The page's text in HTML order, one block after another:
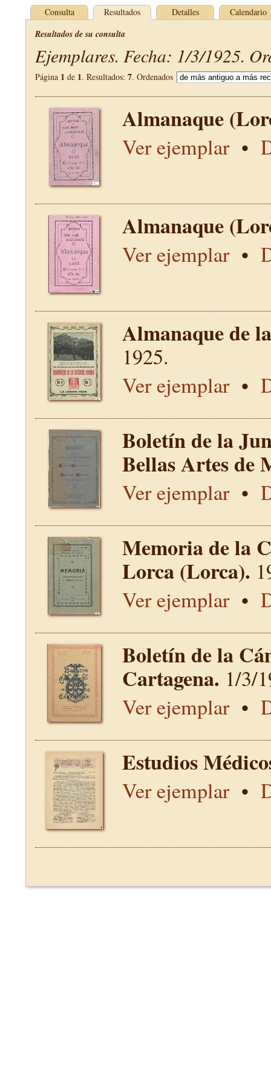
Consulta Resultados Detalles Calendario
Resultados de su consulta
Ejemplares. Fecha: 1/3/1925.
Página 1 de 1. Resultados: 7. Ordenados
Almanaque
Ver ejemplar•
Almanaque
Ver ejemplar•
Almanaque de
1925.
Ver ejemplar•
Boletín de la
Bellas Artes
Ver ejemplar•
Memoria de la
Lorca (Lorca).
Ver ejemplar•
Boletín de la
Cartagena. 1/3/
Ver ejemplar•
Estudios
Ver ejemplar•